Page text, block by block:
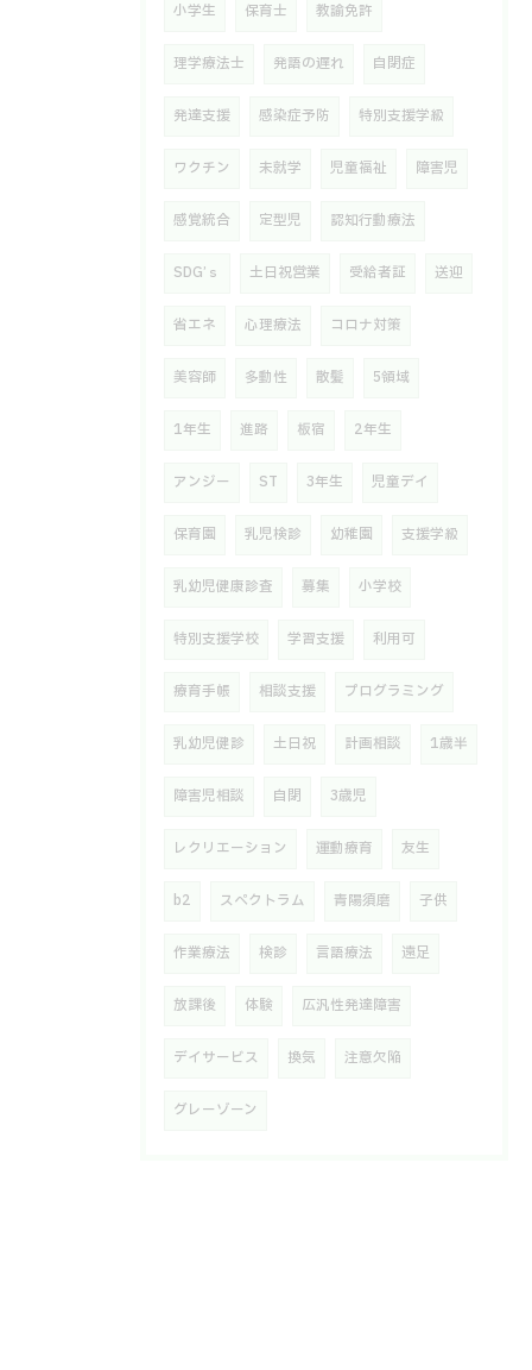
小学生 保育士 教諭免許
理学療法士 発語の遅れ 自閉症
発達支援 感染症予防 特別支援学級
ワクチン 未就学 児童福祉 障害児
感覚統合 定型児 認知行動療法
SDG’ｓ 土日祝営業 受給者証 送迎
省エネ 心理療法 コロナ対策
美容師 多動性 散髪 5領域
1年生 進路 板宿 2年生
アンジー ST 3年生 児童デイ
保育園 乳児検診 幼稚園 支援学級
乳幼児健康診査 募集 小学校
特別支援学校 学習支援 利用可
療育手帳 相談支援 プログラミング
乳幼児健診 土日祝 計画相談 1歳半
障害児相談 自閉 3歳児
レクリエーション 運動療育 友生
b2 スペクトラム 青陽須磨 子供
作業療法 検診 言語療法 遠足
放課後 体験 広汎性発達障害
デイサービス 換気 注意欠陥
グレーゾーン